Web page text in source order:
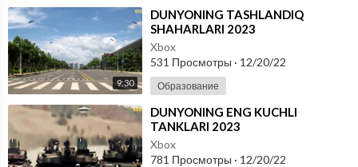
9:30
⁣DUNYONING TASHLANDIQ
SHAHARLARI 2023
Xbox
531 Просмотры · 12/20/22
Образование
⁣DUNYONING ENG KUCHLI
TANKLARI 2023
Xbox
781 Просмотры · 12/20/22